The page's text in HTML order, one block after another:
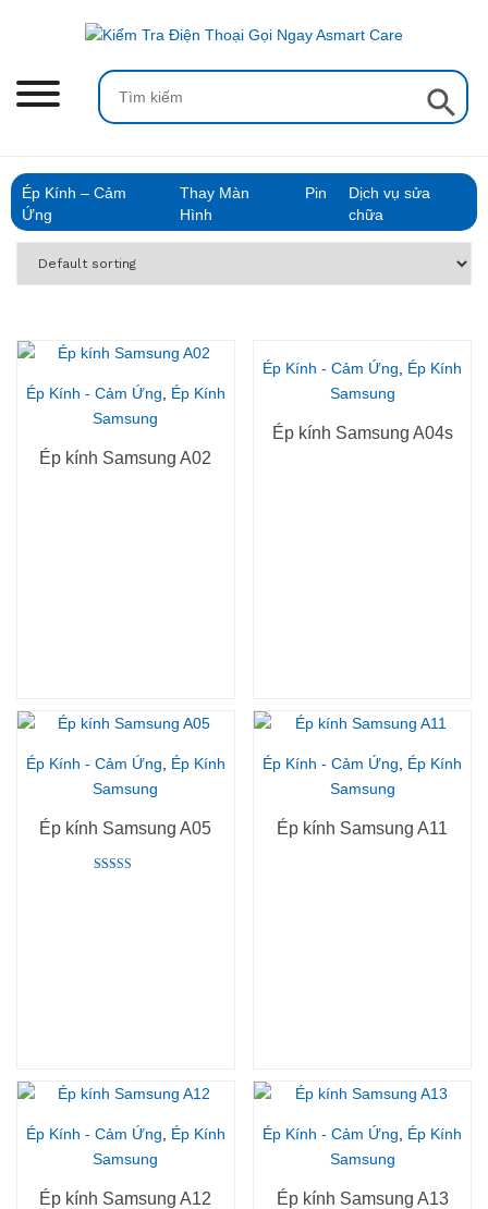
Search
for:
Search Button
Ép Kính – Cảm
Ứng
Thay Màn
Hình
Pin
Dịch vụ sửa
chữa
Ép Kính - Cảm Ứng
Ép Kính
Samsung
Ép kính Samsung A02
Ép Kính - Cảm Ứng
Ép Kính
Samsung
Ép kính Samsung A04s
Ép Kính - Cảm Ứng
Ép Kính
Samsung
Ép kính Samsung A05
Ép Kính - Cảm Ứng
Ép Kính
Samsung
Ép kính Samsung A11
Ép Kính - Cảm Ứng
Ép Kính
Samsung
Ép kính Samsung A12
Ép Kính - Cảm Ứng
Ép Kính
Samsung
Ép kính Samsung A13